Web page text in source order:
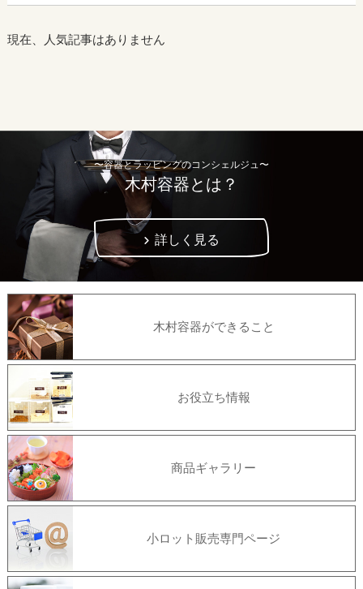
現在、人気記事はありません
〜容器とラッピングのコンシェルジュ〜
木村容器とは？
詳しく見る
木村容器ができること
お役立ち情報
商品ギャラリー
小ロット販売専門ページ